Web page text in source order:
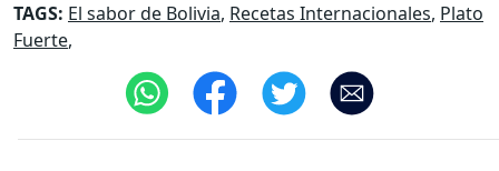
TAGS: El sabor de Bolivia, Recetas Internacionales, Plato
Fuerte,